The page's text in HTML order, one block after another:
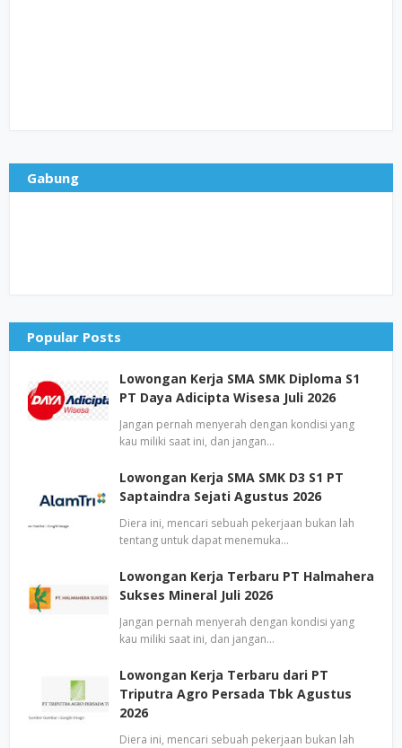
Gabung
Popular Posts
Lowongan Kerja SMA SMK Diploma S1
PT Daya Adicipta Wisesa Juli 2026
Jangan pernah menyerah dengan kondisi yang
kau miliki saat ini, dan jangan…
Lowongan Kerja SMA SMK D3 S1 PT
Saptaindra Sejati Agustus 2026
Diera ini, mencari sebuah pekerjaan bukan lah
tentang untuk dapat menemuka…
Lowongan Kerja Terbaru PT Halmahera
Sukses Mineral Juli 2026
Jangan pernah menyerah dengan kondisi yang
kau miliki saat ini, dan jangan…
Lowongan Kerja Terbaru dari PT
Triputra Agro Persada Tbk Agustus
2026
Diera ini, mencari sebuah pekerjaan bukan lah